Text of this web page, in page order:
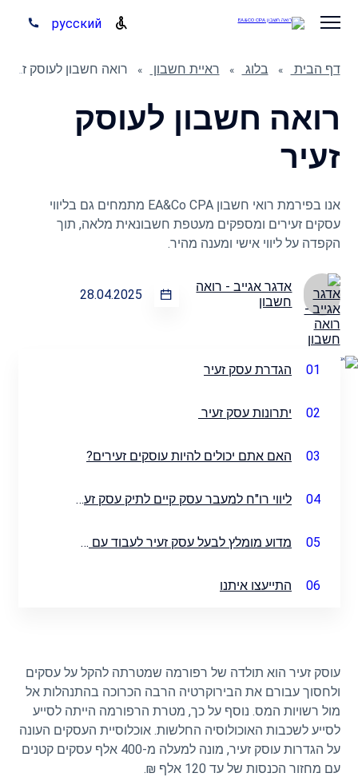
русский
דף הבית בלוג ראיית חשבון רואה חשבון לעוסק זעיר
רואה חשבון לעוסק
זעיר
אנו בפירמת רואי חשבון EA&Co CPA מתמחים גם בליווי
עסקים זעירים ומספקים מעטפת חשבונאית מלאה, תוך
הקפדה על ליווי אישי ומענה מהיר.
אדגר אגייב - רואה
חשבון
28.04.2025
01 הגדרת עסק זעיר
02 יתרונות עסק זעיר
03 האם אתם יכולים להיות עוסקים זעירים?
04 ליווי רו"ח למעבר עסק קיים לתיק עסק זעיר
05 מדוע מומלץ לבעל עסק זעיר לעבוד עם משרד רואה חשבון בכל מסלול שיבחר?
06 התייעצו איתנו
עוסק זעיר הוא תולדה של רפורמה שמטרתה להקל על עסקים
ולחסוך עבורם את הבירוקרטיה הרבה הכרוכה בהתנהלות אל
מול רשויות המס. נוסף על כך, מטרת הרפורמה הייתה לסייע
לסייע לשכבות האוכולוסיה החלשות. אוכלוסיית העסקים העונה
על הגדרות עוסק זעיר, מונה למעלה מ-400 אלף עסקים קטנים
עם מחזור הכנסות של עד 120 אלף ₪.